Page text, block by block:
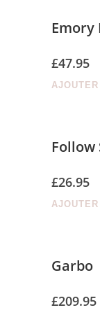
Emory
£47.95
£26.95
Garbo
£209.95